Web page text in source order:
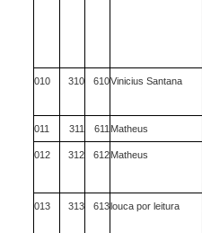
010 310 610Vinicius Santana
011 311 611 Matheus
012 312 612Matheus
013 313 613louca por leitura